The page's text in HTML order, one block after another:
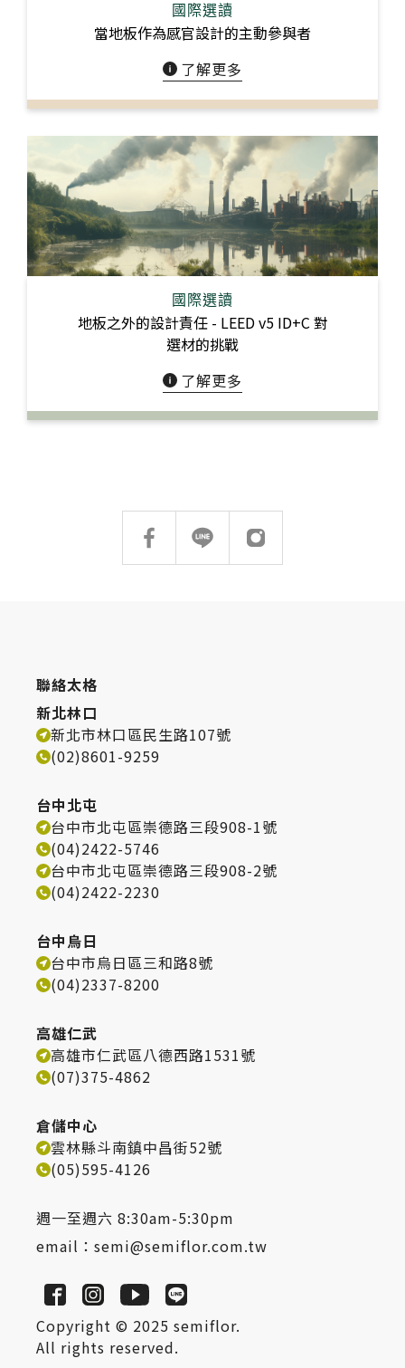
國際選讀
當地板作為感官設計的主動參與者
了解更多
國際選讀
地板之外的設計責任 - LEED v5 ID+C 對
選材的挑戰
了解更多
聯絡太格
新北林口
新北市林口區民生路107號
(02)8601-9259
台中北屯
台中市北屯區崇德路三段908-1號
(04)2422-5746
台中市北屯區崇德路三段908-2號
(04)2422-2230
台中烏日
台中市烏日區三和路8號
(04)2337-8200
高雄仁武
高雄市仁武區八德西路1531號
(07)375-4862
倉儲中心
雲林縣斗南鎮中昌街52號
(05)595-4126
週一至週六 8:30am-5:30pm
email： semi@semiflor.com.tw
Copyright © 2025 semiflor.
All rights reserved.